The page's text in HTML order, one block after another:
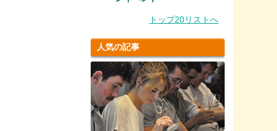
トップ20リストへ
人気の記事